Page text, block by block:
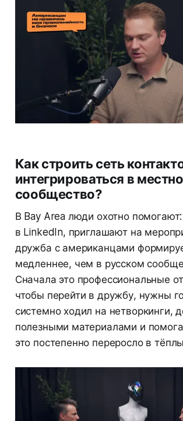
Как строить сеть
интегрироваться в
сообщество?
В Bay Area люди охотно
в LinkedIn, приглашают на
дружба с американцами
медленнее, чем в русском
Сначала это профессиональные
чтобы перейти в дружбу, нужны
системно ходил на нетворкинги,
полезными материалами и
это постепенно переросло в